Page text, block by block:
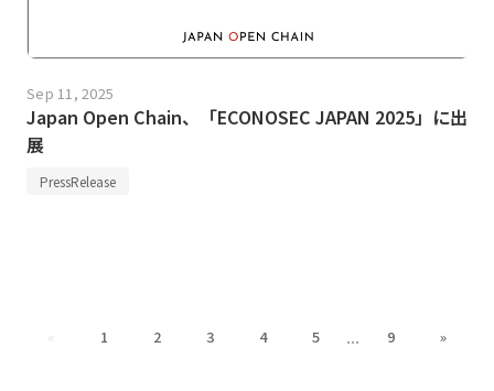
Sep 11, 2025
Japan Open Chain、「ECONOSEC JAPAN 2025」に出
展
PressRelease
« 1 2 3 4 5 ... 9 »